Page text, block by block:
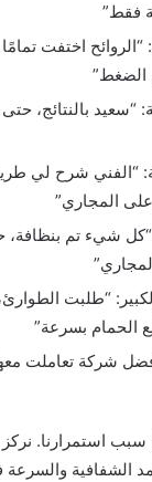
فقط”
“الروائح اختفت
الضغط”
“سعيد بالنتائج،
“الفني شرح لي
المجاري”
شيء تم بنظافة،
الحمام بسرعة”
شركة تعاملت
سبب استمرارنا.
الشفافية